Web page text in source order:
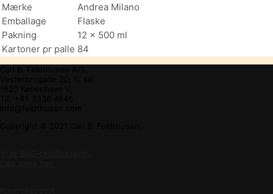
Mærke
Andrea Milano
Emballage
Flaske
Pakning
12 x 500 ml
Kartoner pr palle 84